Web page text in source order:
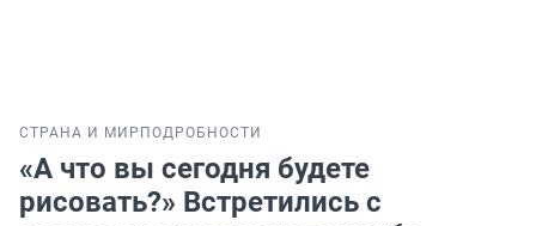
СТРАНА И МИР ПОДРОБНОСТИ
«А что вы сегодня будете
рисовать?» Встретились с